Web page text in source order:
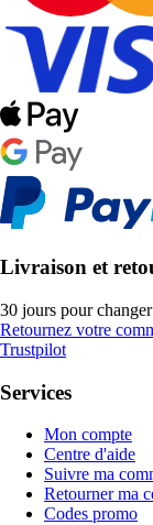
Livraison et
30 jours pour
Retournez votre
Trustpilot
Services
Mon compte
Centre d'aide
Suivre ma
Retourner ma
Codes promo